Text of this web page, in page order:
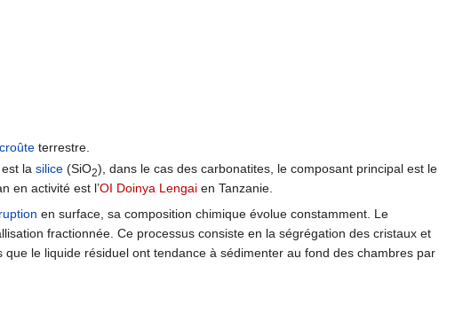
croûte terrestre.
est lasilice (SiO2), dans le cas des carbonatites, le composant principal est le
en activité est l’OI Doinya Lengai en Tanzanie.
en surface, sa composition chimique évolue constamment. Le
fractionnée. Ce processus consiste en la ségrégation des cristaux et
que le liquide résiduel ont tendance à sédimenter au fond des chambres par